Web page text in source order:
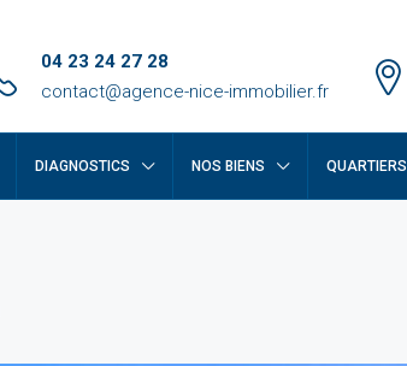
04 23 24 27 28
contact@agence-nice-immobilier.fr
DIAGNOSTICS NOS BIENS QUARTIERS